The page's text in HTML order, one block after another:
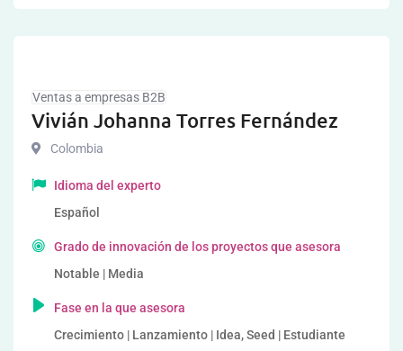
Ventas a empresas B2B
Vivián Johanna Torres Fernández
Colombia
Idioma del experto
Español
Grado de innovación de los proyectos que asesora
Notable | Media
Fase en la que asesora
Crecimiento | Lanzamiento | Idea, Seed | Estudiante